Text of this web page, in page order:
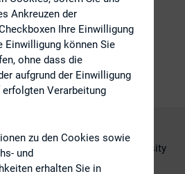
Berichterstattung
Externe Publikationen
of earnings calls, three university
public companies risk stock
Ankreuzen der
Ihre Einwilligung
Einwilligung können Sie
ohne dass die
aufgrund der Einwilligung
Verarbeitung
zu den Cookies sowie
und
erhalten Sie in